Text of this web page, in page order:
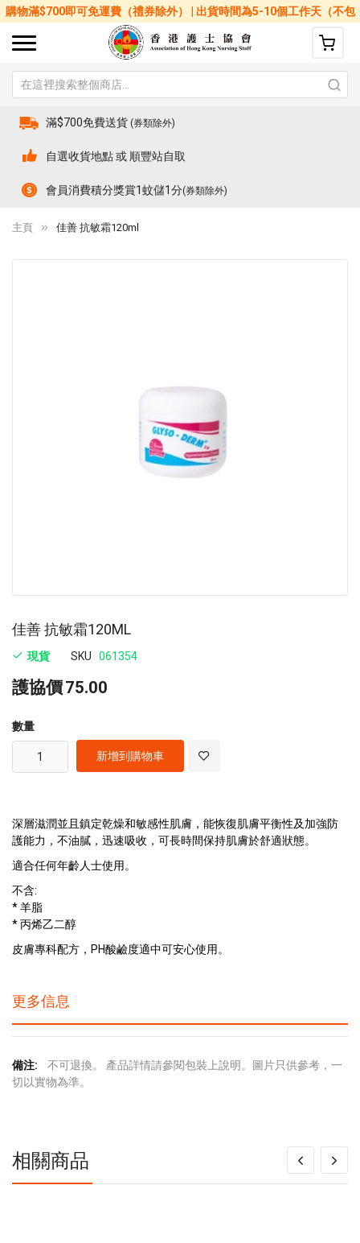
購物滿$700即可免運費（禮券除外） | 出貨時間為5-10個工作天（不包
括星期六、日及公眾假期）
滿$700免費送貨 (券類除外)
自選收貨地點 或 順豐站自取
會員消費積分獎賞1蚊儲1分(券類除外)
主頁 佳善 抗敏霜120ml
佳善 抗敏霜120ML
現貨 SKU 061354
護協價75.00
數量
新增到購物車
深層滋潤並且鎮定乾燥和敏感性肌膚，能恢復肌膚平衡性及加強防
護能力，不油膩，迅速吸收，可長時間保持肌膚於舒適狀態。
適合任何年齡人士使用。
不含:
* 羊脂
* 丙烯乙二醇
皮膚專科配方，PH酸鹼度適中可安心使用。
更多信息
更
多
不可退換。 產品詳情請參閱包裝上說明。圖片只供參考，一
切以實物為準。
相關商品